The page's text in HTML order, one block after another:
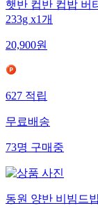
햇반 컵반 컵밥 버
233g x1개
20,900원
627적립
무료배송
73명구매중
동원 양반 비빔드